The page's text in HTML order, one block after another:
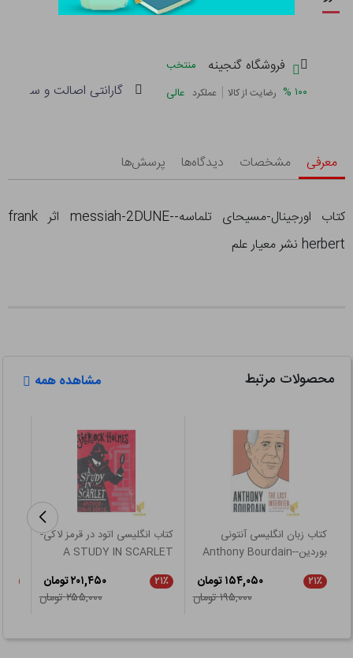
فروشگاه گنجینه
منتخب
۱۰۰ % رضایت از کالا | عملکرد عالی گارانتی اصالت و سلامت
معرفی مشخصات دیدگاه‌ها پرسش‌ها
کتاب اورجینال-مسیحای تلماسه--messiah-2DUNE اثر frank
herbert نشر معیار علم
محصولات مرتبط مشاهده همه
کتاب زبان انگلیسی آنتونی
بوردین-Anthony Bourdain-
۲۱٪
۱۵۴,۰۵۰ تومان
۱۹۵,۰۰۰ تومان
کتاب انگلیسی اتود در قرمز لاکی-
A STUDY IN SCARLET
۲۱٪
۲۰۱,۴۵۰ تومان
۲۵۵,۰۰۰ تومان